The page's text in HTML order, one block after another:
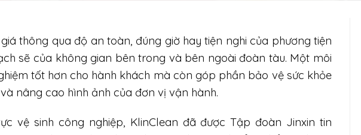
thông qua độ an toàn, đúng giờ hay tiện nghi của phương tiện
sẽ của không gian bên trong và bên ngoài đoàn tàu. Một môi
tốt hơn cho hành khách mà còn góp phần bảo vệ sức khỏe
nâng cao hình ảnh của đơn vị vận hành.
vệ sinh công nghiệp, KlinClean đã được Tập đoàn Jinxin tin